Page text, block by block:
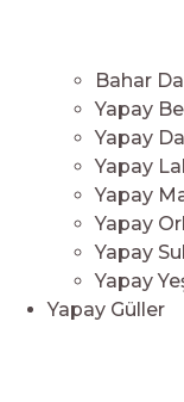
Bahar
Yapay
Yapay
Yapay
Yapay
Yapay
Yapay
Yapay
Yapay Güller